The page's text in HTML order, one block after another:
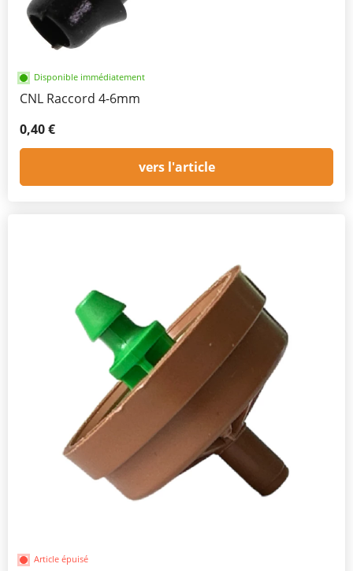
Disponible immédiatement
CNL Raccord 4-6mm
0,40 €
vers l'article
Article épuisé